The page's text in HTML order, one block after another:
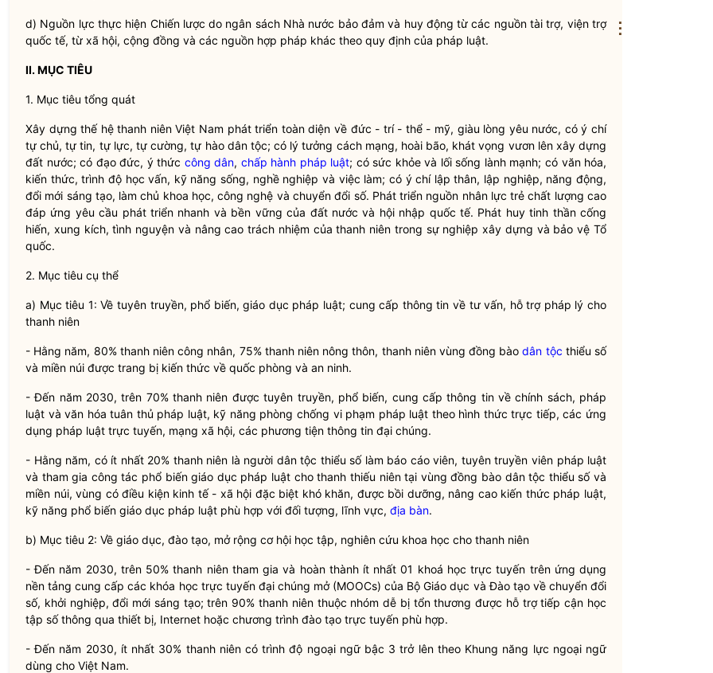
d) Nguồn lực thực hiện Chiến lược do ngân sách Nhà nước bảo đảm và huy động từ các nguồn tài trợ, viện trợ
quốc tế, từ xã hội, cộng đồng và các nguồn hợp pháp khác theo quy định của pháp luật.
II. MỤC TIÊU
1. Mục tiêu tổng quát
Xây dựng thế hệthanh niênViệt Nam phát triển toàn diện về đức - trí - thể - mỹ, giàu lòng yêu nước, có ý chí
tự chủ, tự tin, tự lực, tự cường, tự hào dân tộc; có lý tưởng cách mạng, hoài bão, khát vọng vươn lên xây dựng
đất nước; có đạo đức, ý thức công dân, chấp hành pháp luật; có sức khỏe và lối sống lành mạnh; có văn hóa,
kiến thức, trình độ học vấn, kỹ năng sống, nghề nghiệp và việc làm; có ý chí lập thân, lập nghiệp, năng động,
đổi mới sáng tạo, làm chủ khoa học, công nghệ và chuyểnđổi số. Phát triển nguồn nhân lực trẻ chất lượng cao
đáp ứng yêu cầu phát triển nhanh và bền vững của đất nước và hội nhập quốc tế. Phát huy tinh thần cống
hiến, xung kích, tình nguyện và nâng cao trách nhiệm của thanh niên trong sự nghiệp xây dựng và bảo vệ Tổ
quốc.
2. Mục tiêu cụ thể
a) Mục tiêu 1: Về tuyên truyền, phổ biến, giáo dục pháp luật; cung cấp thông tin về tư vấn, hỗ trợ pháp lý cho
thanh niên
- Hằng năm, 80% thanh niêncông nhân, 75% thanh niênnông thôn, thanh niênvùng đồng bàodân tộc thiểu số
và miền núi được trang bị kiến thức về quốc phòng và an ninh.
- Đến năm 2030, trên 70%thanh niên được tuyên truyền, phổ biến, cung cấp thông tin về chính sách, pháp
luật và văn hóa tuân thủ pháp luật, kỹ năng phòng chống vi phạm pháp luật theo hình thức trực tiếp, các ứng
dụng pháp luật trực tuyến, mạng xã hội, các phương tiện thông tin đại chúng.
- Hằng năm, có ít nhất 20% thanh niên là người dân tộc thiểusốlàm báo cáo viên, tuyên truyền viên pháp luật
và tham gia công tác phổ biến giáo dục pháp luật cho thanh thiếu niên tại vùng đồng bào dân tộc thiểu số và
miền núi, vùng có điều kiện kinh tế - xã hội đặc biệt khó khăn, được bồi dưỡng, nâng cao kiến thức pháp luật,
kỹ năng phổ biến giáo dục pháp luật phù hợp với đối tượng, lĩnh vực, địa bàn.
b) Mục tiêu 2: Về giáo dục, đào tạo, mở rộng cơ hội học tập, nghiên cứu khoa học cho thanh niên
- Đến năm 2030, trên 50%thanh niêntham gia và hoàn thành ít nhất 01 khoá học trực tuyến trên ứng dụng
nền tảng cung cấp các khóa học trực tuyến đại chúng mở(MOOCs) của Bộ Giáo dục và Đào tạo về chuyển đổi
số, khởinghiệp, đổi mới sáng tạo; trên 90% thanh niênthuộc nhóm dễ bị tổn thương được hỗ trợ tiếp cận học
tập số thông qua thiết bị, Internet hoặc chương trình đào tạo trực tuyến phù hợp.
- Đến năm 2030, ít nhất 30% thanh niêncó trình độ ngoại ngữ bậc 3 trở lên theo Khung năng lực ngoại ngữ
dùng cho Việt Nam.
⋮